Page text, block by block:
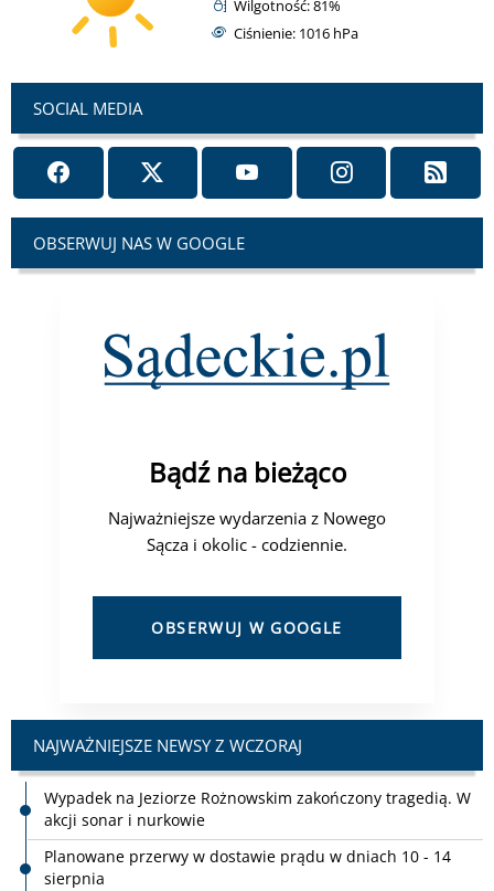
Wilgotność: 81%
Ciśnienie: 1016 hPa
SOCIAL MEDIA
OBSERWUJ NAS W GOOGLE
Bądź na bieżąco
Najważniejsze wydarzenia z Nowego
Sącza i okolic - codziennie.
OBSERWUJ W GOOGLE
NAJWAŻNIEJSZE NEWSY Z WCZORAJ
Planowane przerwy w dostawie prądu w dniach 10 - 14
sierpnia
Muszynka gotowa na Traktoriadę. Ryk silników już niesie
się po okolicy